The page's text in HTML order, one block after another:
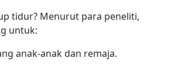
tidur? Menurut para peneliti,
untuk:
anak-anak dan remaja.